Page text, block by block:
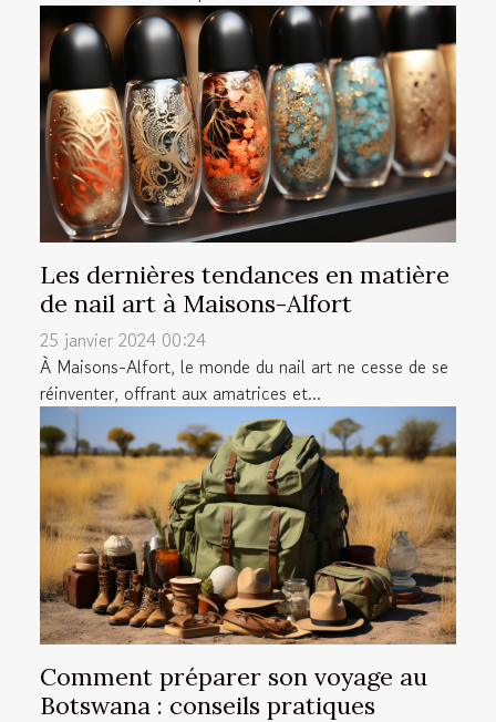
Les dernières tendances en matière
de nail art à Maisons-Alfort
25 janvier 2024 00:24
À Maisons-Alfort, le monde du nail art ne cesse de se
réinventer, offrant aux amatrices et...
Comment préparer son voyage au
Botswana : conseils pratiques